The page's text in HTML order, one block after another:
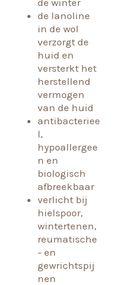
de lanoline
in de wol
verzorgt de
huid en
versterkt het
herstellend
vermogen
van de huid
antibacteriee
l,
hypoallergee
n en
biologisch
afbreekbaar
verlicht bij
hielspoor,
wintertenen,
reumatische
- en
gewrichtspij
nen